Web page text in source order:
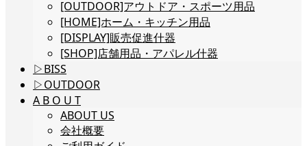
[OUTDOOR]アウトドア・スポーツ用品
[HOME]ホーム・キッチン用品
[DISPLAY]販売促進什器
[SHOP]店舗用品・アパレル什器
▷BISS
▷OUTDOOR
A B O U T
ABOUT US
会社概要